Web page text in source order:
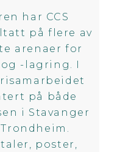
har CCS
på flere av
arenaer for
-lagring. I
på både
i Stavanger
poster,